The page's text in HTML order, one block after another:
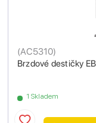
Brzdové destičky
(AC5310)
1 Skladem